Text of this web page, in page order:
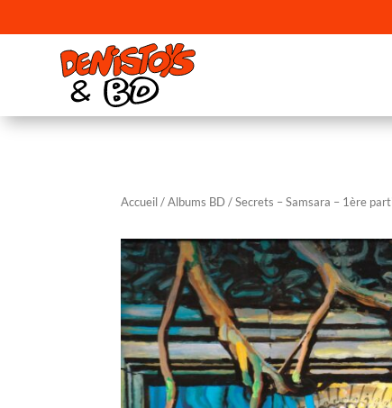
Accueil/Albums BD / Secrets – Samsara – 1ère